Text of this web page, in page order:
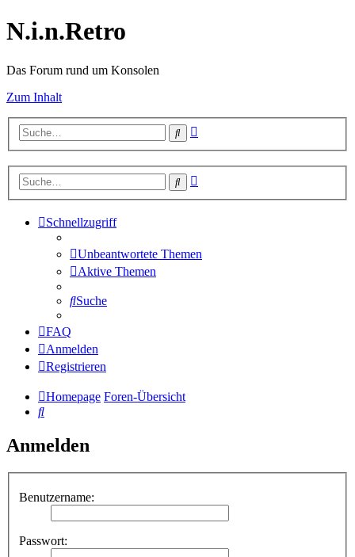
N.i.n.Retro
Das Forum rund um Konsolen
Zum Inhalt
Suche
Suche
Schnellzugriff
Unbeantwortete Themen
Aktive Themen
Suche
FAQ
Anmelden
Registrieren
Homepage Foren-Übersicht
Suche
Anmelden
Benutzername:
Passwort: